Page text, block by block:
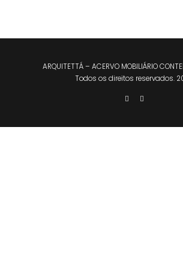
ARQUITETTÁ – ACERVO MOBILIÁRIO
Todos os direitos reservados.